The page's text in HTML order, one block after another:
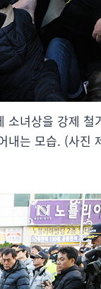
소녀상을 강제 철
내는 모습. (사진